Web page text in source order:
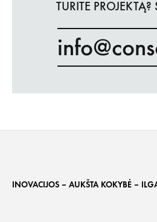
TURITE PROJEKTĄ?
INOVACIJOS – AUKŠTA KOKYBĖ –